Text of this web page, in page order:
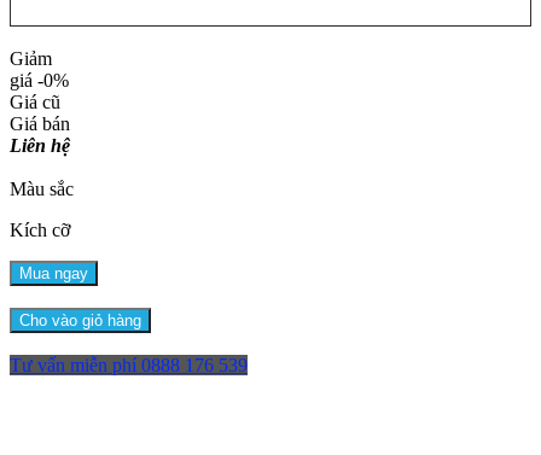
Giảm
giá -0%
Giá cũ
Giá bán
Liên hệ
Màu sắc
Kích cỡ
Mua ngay
Cho vào giỏ hàng
Tư vấn miễn phí 0888 176 539